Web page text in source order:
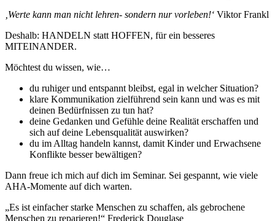
‚Werte kann man nicht lehren- sondern nur vorleben!‘ Viktor Frankl
Deshalb: HANDELN statt HOFFEN, für ein besseres
MITEINANDER.
Möchtest du wissen, wie…
du ruhiger und entspannt bleibst, egal in welcher Situation?
klare Kommunikation zielführend sein kann und was es mit
deinen Bedürfnissen zu tun hat?
deine Gedanken und Gefühle deine Realität erschaffen und
sich auf deine Lebensqualität auswirken?
du im Alltag handeln kannst, damit Kinder und Erwachsene
Konflikte besser bewältigen?
Dann freue ich mich auf dich im Seminar. Sei gespannt, wie viele
AHA-Momente auf dich warten.
„Es ist einfacher starke Menschen zu schaffen, als gebrochene
Menschen zu reparieren!“ Frederick Douglase